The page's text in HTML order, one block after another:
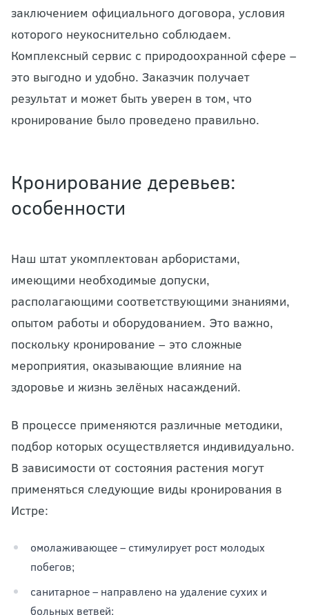
заключением официального договора, условия
которого неукоснительно соблюдаем.
Комплексный сервис с природоохранной сфере –
это выгодно и удобно. Заказчик получает
результат и может быть уверен в том, что
кронирование было проведено правильно.
Кронирование деревьев:
особенности
Наш штат укомплектован арбористами,
имеющими необходимые допуски,
располагающими соответствующими знаниями,
опытом работы и оборудованием. Это важно,
поскольку кронирование – это сложные
мероприятия, оказывающие влияние на
здоровье и жизнь зелёных насаждений.
В процессе применяются различные методики,
подбор которых осуществляется индивидуально.
В зависимости от состояния растения могут
применяться следующие виды кронирования в
Истре:
омолаживающее – стимулирует рост молодых
побегов;
санитарное – направлено на удаление сухих и
больных ветвей;